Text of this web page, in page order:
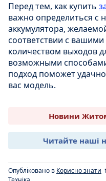
Перед тем, как купить
важно определиться с
аккумулятора,
соответствии с
количеством выходов
возможными
подход поможет
вас модель.
Новини
Читайте наші
Опубліковано в Корисно знати